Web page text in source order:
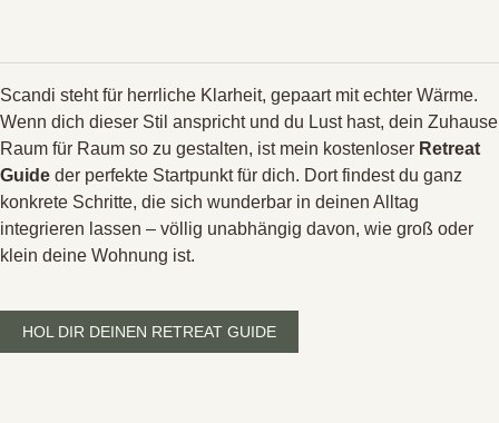
Scandi steht für herrliche Klarheit, gepaart mit echter Wärme.
Wenn dich dieser Stil anspricht und du Lust hast, dein Zuhause
Raum für Raum so zu gestalten, ist mein kostenloser Retreat
Guide der perfekte Startpunkt für dich. Dort findest du ganz
konkrete Schritte, die sich wunderbar in deinen Alltag
integrieren lassen – völlig unabhängig davon, wie groß oder
klein deine Wohnung ist.
HOL DIR DEINEN RETREAT GUIDE